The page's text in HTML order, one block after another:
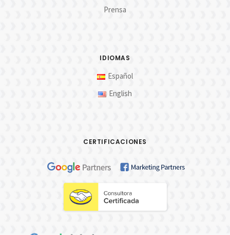
Prensa
IDIOMAS
Español
English
CERTIFICACIONES